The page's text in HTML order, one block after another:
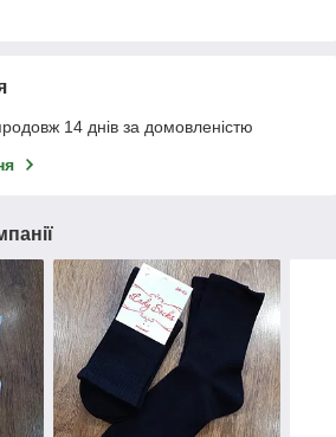
14 днів за домовленістю